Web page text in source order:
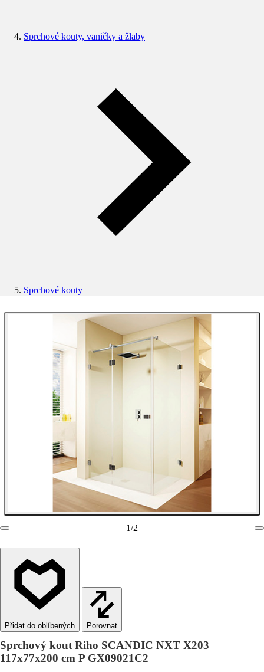
Sprchové kouty, vaničky a žlaby
Sprchové kouty
1/2
Porovnat
Sprchový kout Riho SCANDIC NXT X203
117x77x200 cm P GX09021C2